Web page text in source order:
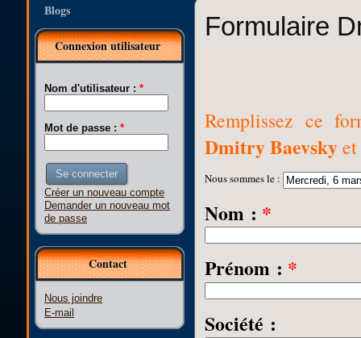
Blogs
Connexion utilisateur
Nom d'utilisateur : *
Mot de passe : *
Créer un nouveau compte
Demander un nouveau mot
de passe
Contact
Nous joindre
E-mail
Formulaire
Remplissez ce
Dmitry Baevsky
Nous sommes le :
Nom : *
Prénom : *
Société :